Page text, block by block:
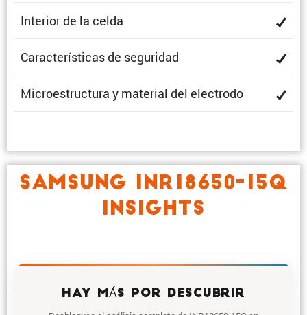
Interior de la celda
Carac­te­rís­ticas de seguridad
Micro­es­truc­tura y material del electrodo
SAMSUNG INR18650-15Q
INSIGHTS
HAY MÁS POR DESCUBRIR